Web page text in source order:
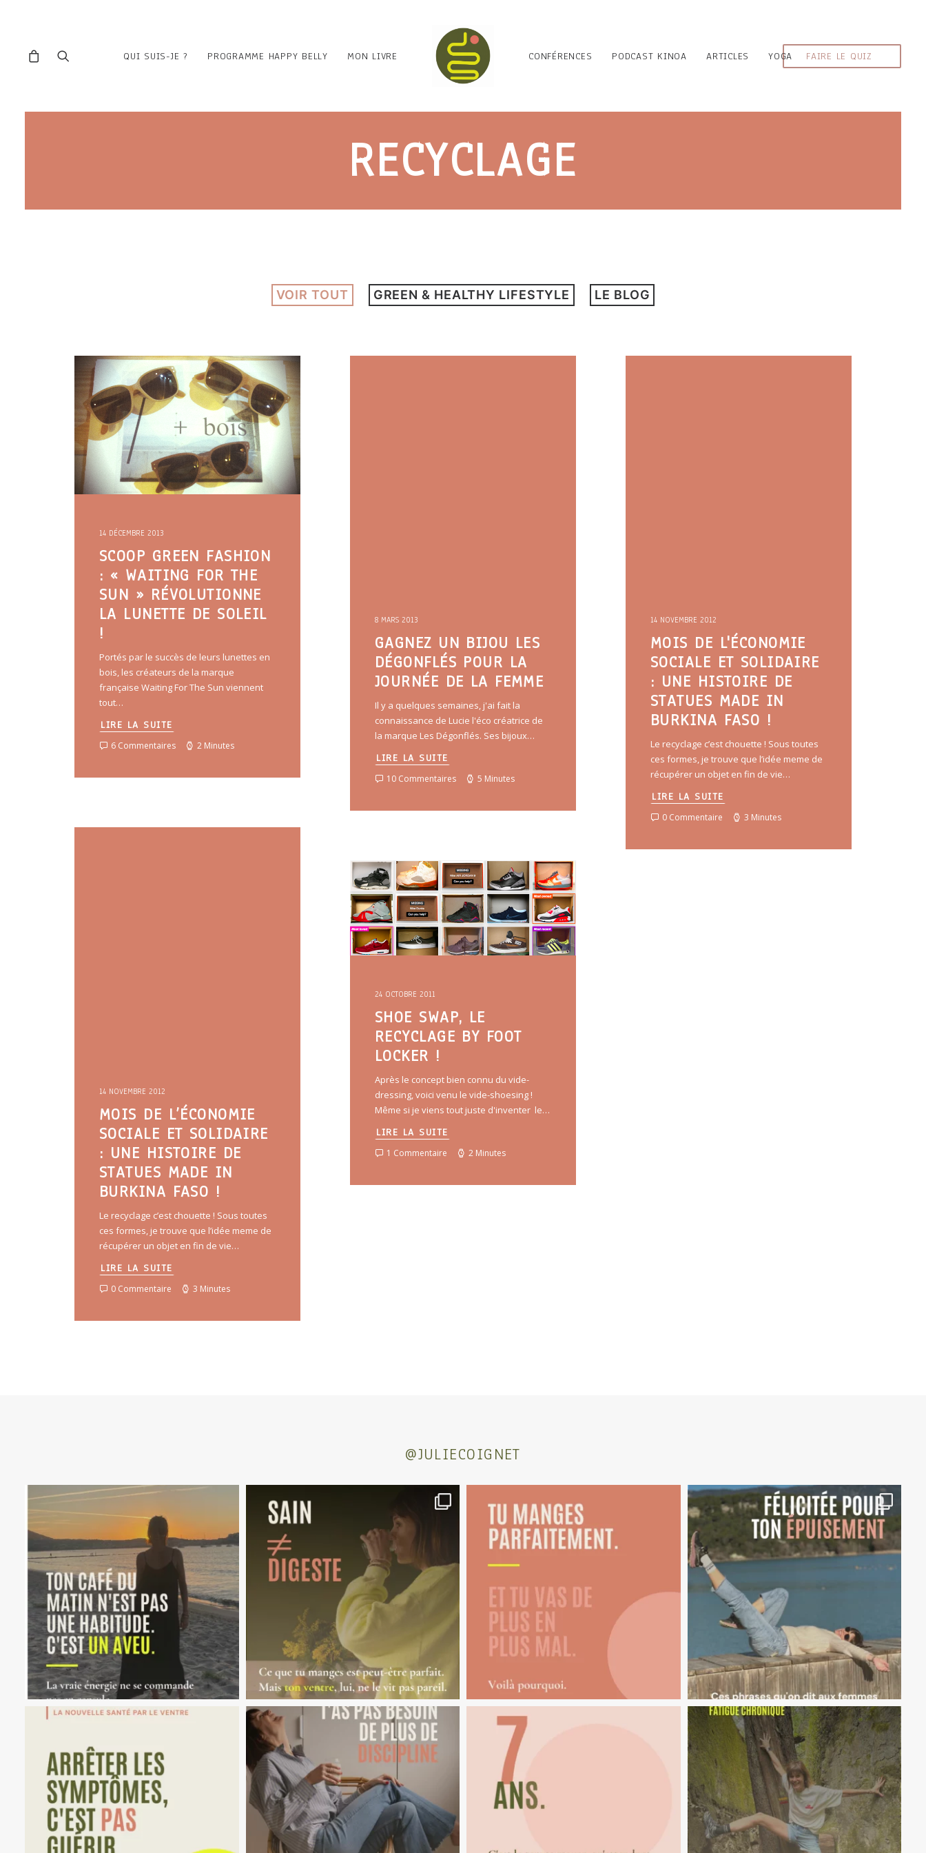
FAIRE LE QUIZ
QUI SUIS-JE ? PROGRAMME HAPPY BELLY MON LIVRE CONFÉRENCES PODCAST KINOA ARTICLES YOGA
RECYCLAGE
VOIR TOUT GREEN & HEALTHY LIFESTYLE LE BLOG
14 DÉCEMBRE 2013
SCOOP GREEN FASHION
: « WAITING FOR THE
SUN » RÉVOLUTIONNE
LA LUNETTE DE SOLEIL
!
Portés par le succès de leurs lunettes en
bois, les créateurs de la marque
française Waiting For The Sun viennent
tout…
LIRE LA SUITE
6 Commentaires 2 Minutes
8 MARS 2013
GAGNEZ UN BIJOU LES
DÉGONFLÉS POUR LA
JOURNÉE DE LA FEMME
Il y a quelques semaines, j'ai fait la
connaissance de Lucie l'éco créatrice de
la marque Les Dégonflés. Ses bijoux…
LIRE LA SUITE
10 Commentaires 5 Minutes
14 NOVEMBRE 2012
MOIS DE L'ÉCONOMIE
SOCIALE ET SOLIDAIRE
: UNE HISTOIRE DE
STATUES MADE IN
BURKINA FASO !
Le recyclage c’est chouette ! Sous toutes
ces formes, je trouve que l’idée meme de
récupérer un objet en fin de vie…
LIRE LA SUITE
0 Commentaire 3 Minutes
14 NOVEMBRE 2012
MOIS DE L’ÉCONOMIE
SOCIALE ET SOLIDAIRE
: UNE HISTOIRE DE
STATUES MADE IN
BURKINA FASO !
Le recyclage c’est chouette ! Sous toutes
ces formes, je trouve que l’idée meme de
récupérer un objet en fin de vie…
LIRE LA SUITE
0 Commentaire 3 Minutes
24 OCTOBRE 2011
SHOE SWAP, LE
RECYCLAGE BY FOOT
LOCKER !
Après le concept bien connu du vide-
dressing, voici venu le vide-shoesing !
Même si je viens tout juste d'inventer le…
LIRE LA SUITE
1 Commentaire 2 Minutes
@JULIECOIGNET